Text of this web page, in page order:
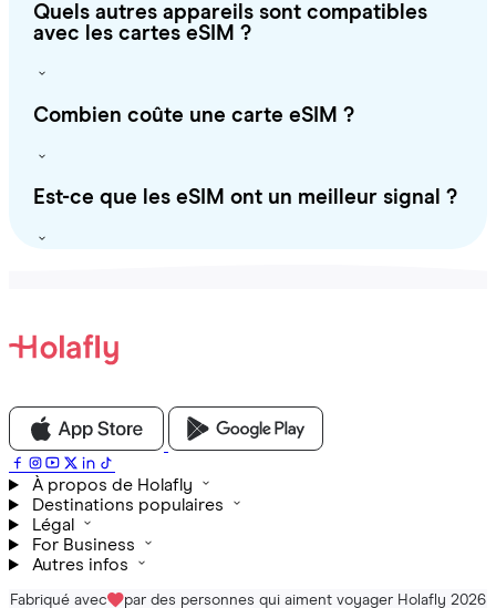
Quels autres appareils sont compatibles
avec les cartes eSIM ?
Combien coûte une carte eSIM ?
Est-ce que les eSIM ont un meilleur signal ?
À propos de Holafly
Destinations populaires
Légal
For Business
Autres infos
Fabriqué avec par des personnes qui aiment voyager Holafly 2026